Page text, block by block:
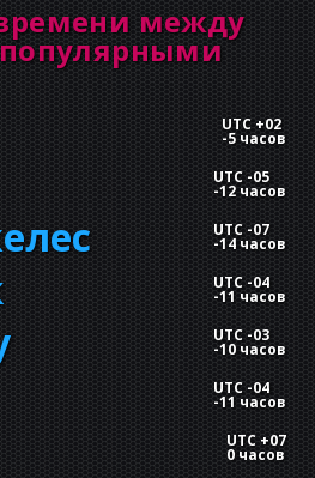
между
UTC +02
-5 часов
UTC -05
-12 часов
UTC -07
-14 часов
UTC -04
-11 часов
UTC -03
-10 часов
UTC -04
-11 часов
UTC +07
0 часов